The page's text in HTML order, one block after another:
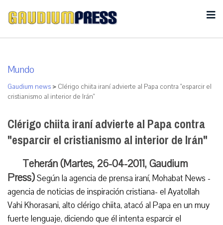
Mundo
Gaudium news > Clérigo chiita iraní advierte al Papa contra "esparcir el
cristianismo al interior de Irán"
Clérigo chiita iraní advierte al Papa contra
"esparcir el cristianismo al interior de Irán"
Teherán (Martes, 26-04-2011, Gaudium
Press)Según la agencia de prensa iraní, Mohabat News -
agencia de noticias de inspiración cristiana- el Ayatollah
Vahi Khorasani, alto clérigo chiita, atacó al Papa en un muy
fuerte lenguaje, diciendo que él intenta esparcir el